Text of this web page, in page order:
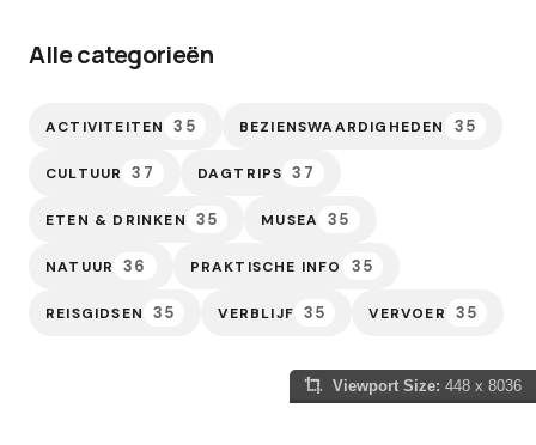
Alle categorieën
ACTIVITEITEN 35 BEZIENSWAARDIGHEDEN 35
CULTUUR 37 DAGTRIPS 37
ETEN & DRINKEN 35 MUSEA 35
NATUUR 36 PRAKTISCHE INFO 35
REISGIDSEN 35 VERBLIJF 35 VERVOER 35
Viewport Size: 448 x 8036